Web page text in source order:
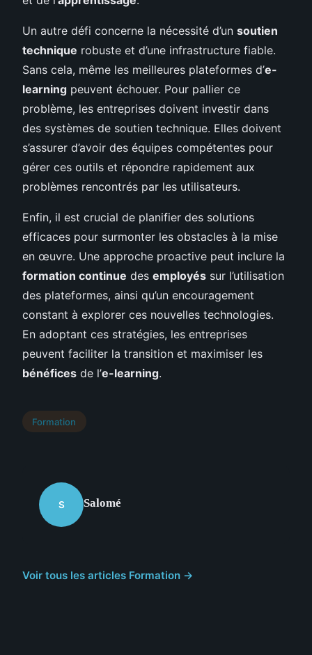
Un autre défi concerne la nécessité d’un soutien
technique robuste et d’une infrastructure fiable.
Sans cela, même les meilleures plateformes d’e-
learning peuvent échouer. Pour pallier ce
problème, les entreprises doivent investir dans
des systèmes de soutien technique. Elles doivent
s’assurer d’avoir des équipes compétentes pour
gérer ces outils et répondre rapidement aux
problèmes rencontrés par les utilisateurs.
Enfin, il est crucial de planifier des solutions
efficaces pour surmonter les obstacles à la mise
en œuvre. Une approche proactive peut inclure la
formation continue des employés sur l’utilisation
des plateformes, ainsi qu’un encouragement
constant à explorer ces nouvelles technologies.
En adoptant ces stratégies, les entreprises
peuvent faciliter la transition et maximiser les
bénéfices de l’e-learning.
Formation
S Salomé
Voir tous les articles Formation →